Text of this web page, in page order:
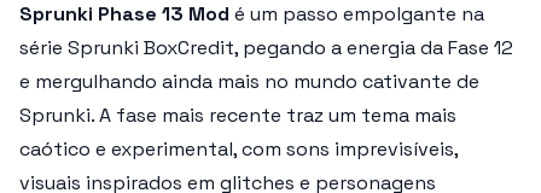
Sprunki Phase 13 Mod é um passo empolgante na
série Sprunki BoxCredit, pegando a energia da Fase 12
e mergulhando ainda mais no mundo cativante de
Sprunki. A fase mais recente traz um tema mais
caótico e experimental, com sons imprevisíveis,
visuais inspirados em glitches e personagens